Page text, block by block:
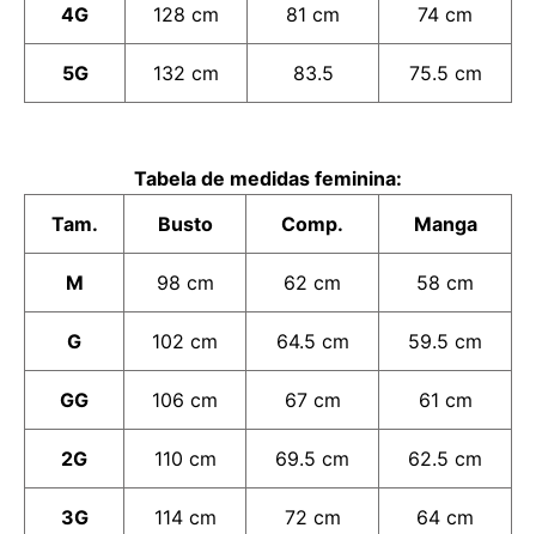
4G 128 cm 81 cm 74 cm
5G 132 cm 83.5 75.5 cm
Tabela de medidas feminina:
Tam.
Busto Comp. Manga
M 98 cm 62 cm 58 cm
G 102 cm 64.5 cm 59.5 cm
GG 106 cm 67 cm 61 cm
2G 110 cm 69.5 cm 62.5 cm
3G 114 cm 72 cm 64 cm